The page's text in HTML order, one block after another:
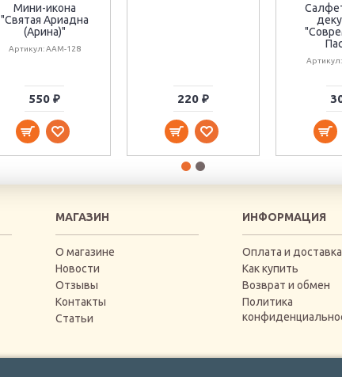
Мини-икона
"Святая Ариадна
(Арина)"
Артикул: AAM-128
550 ₽ 220 ₽
МАГАЗИН
О магазине
Новости
Отзывы
Контакты
Статьи
ИНФОРМАЦИЯ
Оплата и доставка
Как купить
Возврат и обмен
Политика